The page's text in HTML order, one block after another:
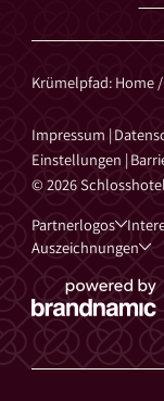
Krümelpfad: Home/
Impressum |
Einstellungen |
© 2026
Partnerlogos
Auszeichnungen